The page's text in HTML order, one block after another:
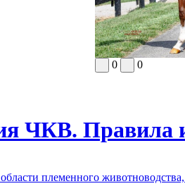
0 0
ЧКВ. Правила
племенного